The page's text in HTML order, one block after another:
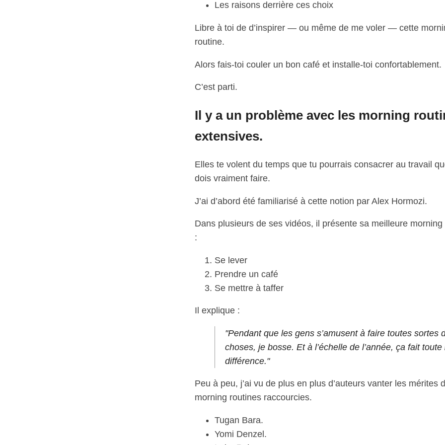
Les raisons derrière ces choix
Libre à toi de d’inspirer — ou même de me voler — cette
routine.
Alors fais-toi couler un bon café et installe-toi confortablement.
C’est parti.
Il y a un problème avec les morning
extensives.
Elles te volent du temps que tu pourrais consacrer au travail
dois vraiment faire.
J’ai d’abord été familiarisé à cette notion par Alex Hormozi.
Dans plusieurs de ses vidéos, il présente sa meilleure morning
:
Se lever
Prendre un café
Se mettre à taffer
Il explique :
"Pendant que les gens s’amusent à faire toutes sortes
choses, je bosse. Et à l’échelle de l’année, ça fait toute
différence."
Peu à peu, j’ai vu de plus en plus d’auteurs vanter les mérites
morning routines raccourcies.
Tugan Bara.
Yomi Denzel.